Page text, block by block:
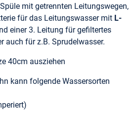
mit getrennten Leitungswegen,
für das Leitungswasser mit L-
einer 3. Leitung für gefiltertes
auch für z.B. Sprudelwasser.
40cm ausziehen
kann folgende Wassersorten